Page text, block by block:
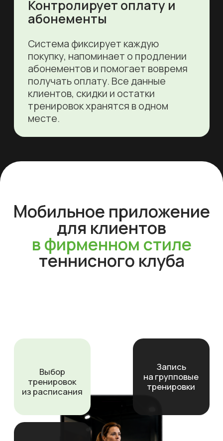
и продление
абонементов
Оплата
тренировок
и аренды зала
через мобильное
приложение
Четкое расписание, лист ожидания и
онлайн-запись позволяют максимально
заполнить все свободное время.
в расписании
Расписание всех тренеров и онлайн-запись
доступны 24/7 — больше не нужно
согласовывать «свободные окна».
В 2 раза больше записей
на персональные
занятия
PUSH-